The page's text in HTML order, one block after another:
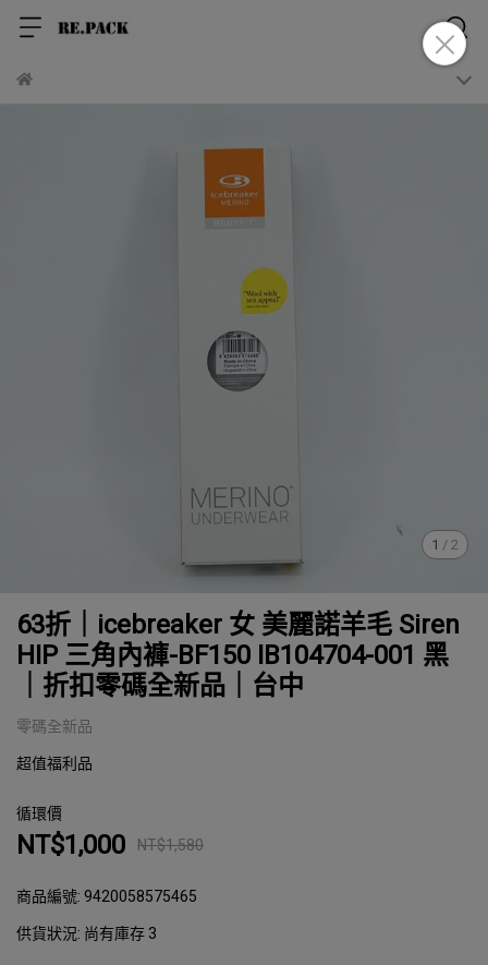
1 /2
63折｜icebreaker 女 美麗諾羊毛 Siren
HIP 三角內褲-BF150 IB104704-001 黑
｜折扣零碼全新品｜台中
零碼全新品
超值福利品
循環價
NT$1,000 NT$1,580
商品編號:9420058575465
供貨狀況: 尚有庫存 3